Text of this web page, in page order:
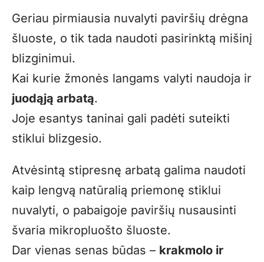
Geriau pirmiausia nuvalyti paviršių drėgna
šluoste, o tik tada naudoti pasirinktą mišinį
blizginimui.
Kai kurie žmonės langams valyti naudoja ir
juodąją arbatą.
Joje esantys taninai gali padėti suteikti
stiklui blizgesio.
Atvėsintą stipresnę arbatą galima naudoti
kaip lengvą natūralią priemonę stiklui
nuvalyti, o pabaigoje paviršių nusausinti
švaria mikropluošto šluoste.
Dar vienas senas būdas – krakmolo ir